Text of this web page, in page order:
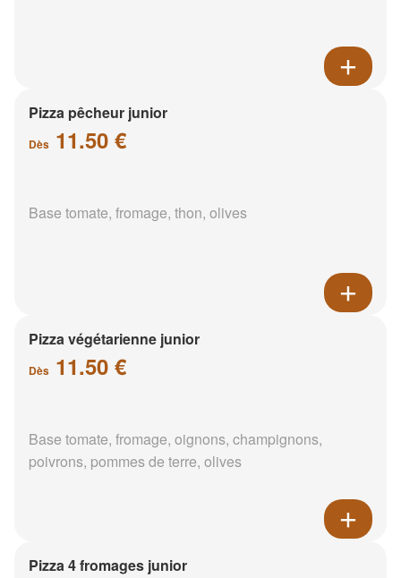
Pizza pêcheur junior
Dès 11.50 €
Base tomate, fromage, thon, olives
Pizza végétarienne junior
Dès 11.50 €
Base tomate, fromage, oignons, champignons,
poivrons, pommes de terre, olives
Pizza 4 fromages junior